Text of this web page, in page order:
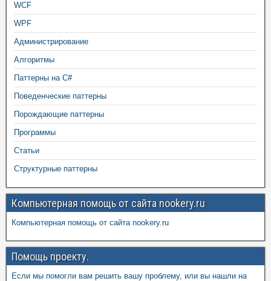
WCF
WPF
Администрирование
Алгоритмы
Паттерны на C#
Поведенческие паттерны
Порождающие паттерны
Программы
Статьи
Структурные паттерны
Компьютерная помощь от сайта nookery.ru
Компьютерная помощь от сайта nookery.ru
Помощь проекту.
Если мы помогли вам решить вашу проблему, или вы нашли на